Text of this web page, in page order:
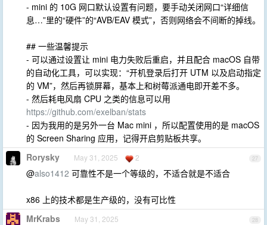
- mini 的 10G 网口默认设置有问题，要手动关闭网口“详细信
息…”里的“硬件”的“AVB/EAV 模式”，否则网络会不间断的掉线。
## 一些温馨提示
- 可以通过设置让 mini 电力失败后重启，并且配合 macOS 自带
的自动化工具，可以实现：“开机登录后打开 UTM 以及启动指定
的 VM”，然后再锁屏幕，基本上和树莓派通电即开差不多。
- 然后耗电风扇 CPU 之类的信息可以用
https://github.com/exelban/stats
- 因为我用的是另外一台 Mac mini ，所以配置使用的是 macOS
的 Screen Sharing 应用，记得开启剪贴板共享。
27
Rorysky May 31, 2025 2
@also1412 可靠性不是一个等级的，不适合就是不适合
x86 上的技术都是生产级的，没有可比性
28
MrKrabs May 31, 2025